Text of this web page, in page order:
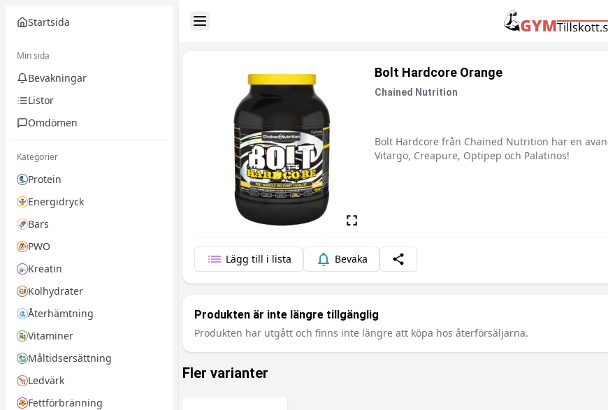
Startsida
Min sida
Bevakningar
Listor
Omdömen
Kategorier
Protein
Energidryck
Bars
PWO
Kreatin
Kolhydrater
Återhämtning
Vitaminer
Måltidsersättning
Ledvärk
Fettförbränning
Toggle Sidebar
Bolt Hardcore Orange
Chained Nutrition
Beskrivning
Bolt Hardcore från Chained Nutrition har en
Vitargo, Creapure, Optipep och Palatinos!
Lägg till i lista Bevaka Dela
Produkten är inte längre tillgänglig
Produkten har utgått och finns inte längre att köpa hos återförsäljarna.
Fler varianter